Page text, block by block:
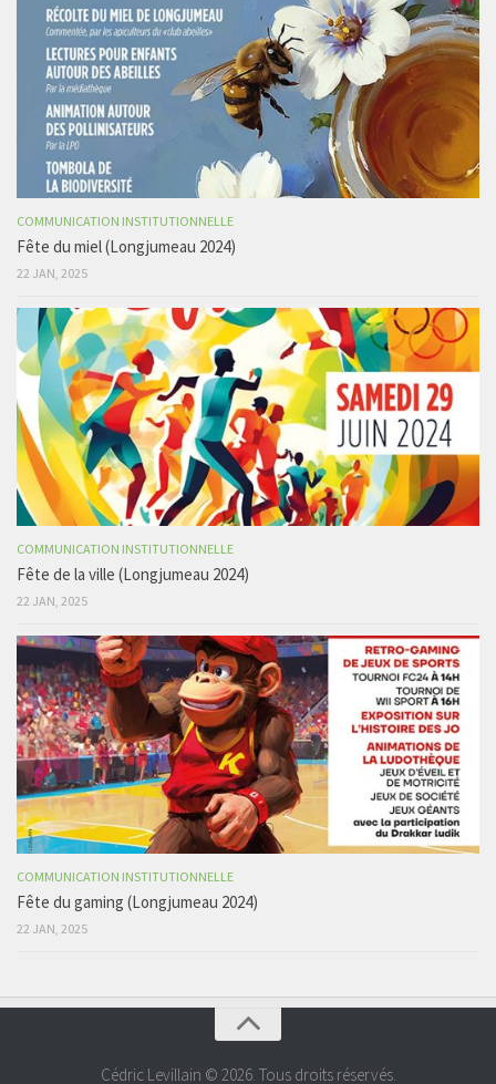
COMMUNICATION INSTITUTIONNELLE
Fête du miel (Longjumeau 2024)
22 JAN, 2025
COMMUNICATION INSTITUTIONNELLE
Fête de la ville (Longjumeau 2024)
22 JAN, 2025
COMMUNICATION INSTITUTIONNELLE
Fête du gaming (Longjumeau 2024)
22 JAN, 2025
Cédric Levillain © 2026. Tous droits réservés.